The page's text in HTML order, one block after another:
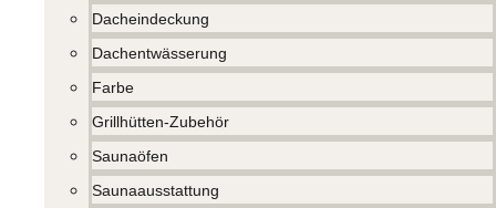
Dacheindeckung
Dachentwässerung
Farbe
Grillhütten-Zubehör
Saunaöfen
Saunaausstattung